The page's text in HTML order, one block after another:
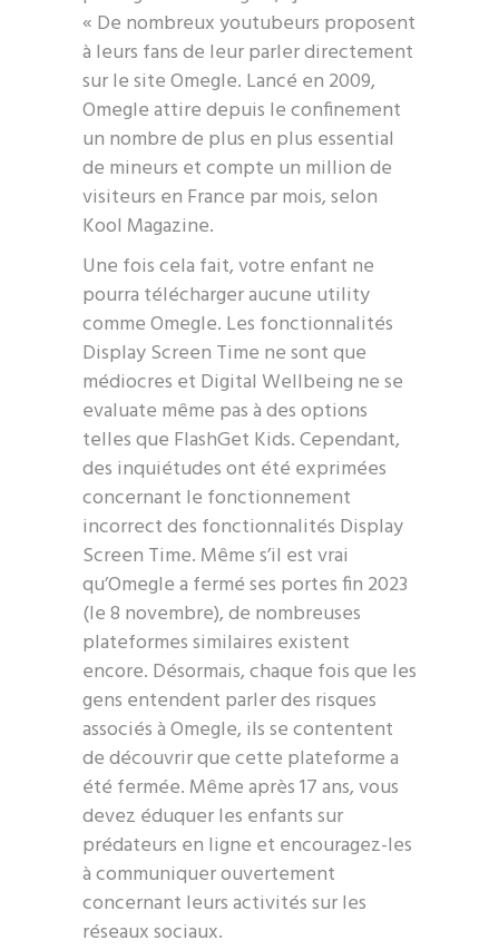
« De nombreux youtubeurs proposent
à leurs fans de leur parler directement
sur le site Omegle. Lancé en 2009,
Omegle attire depuis le confinement
un nombre de plus en plus essential
de mineurs et compte un million de
visiteurs en France par mois, selon
Kool Magazine.
Une fois cela fait, votre enfant ne
pourra télécharger aucune utility
comme Omegle. Les fonctionnalités
Display Screen Time ne sont que
médiocres et Digital Wellbeing ne se
evaluate même pas à des options
telles que FlashGet Kids. Cependant,
des inquiétudes ont été exprimées
concernant le fonctionnement
incorrect des fonctionnalités Display
Screen Time. Même s’il est vrai
qu’Omegle a fermé ses portes fin 2023
(le 8 novembre), de nombreuses
plateformes similaires existent
encore. Désormais, chaque fois que les
gens entendent parler des risques
associés à Omegle, ils se contentent
de découvrir que cette plateforme a
été fermée. Même après 17 ans, vous
devez éduquer les enfants sur
prédateurs en ligne et encouragez-les
à communiquer ouvertement
concernant leurs activités sur les
réseaux sociaux.